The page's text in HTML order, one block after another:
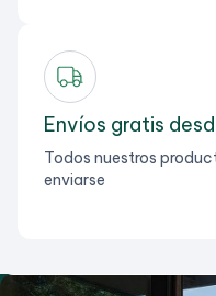
Envíos gratis
Todos nuestros
enviarse